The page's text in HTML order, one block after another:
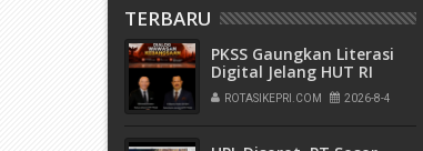
TERBARU
PKSS Gaungkan Literasi
Digital Jelang HUT RI
ROTASIKEPRI.COM 2026-8-4